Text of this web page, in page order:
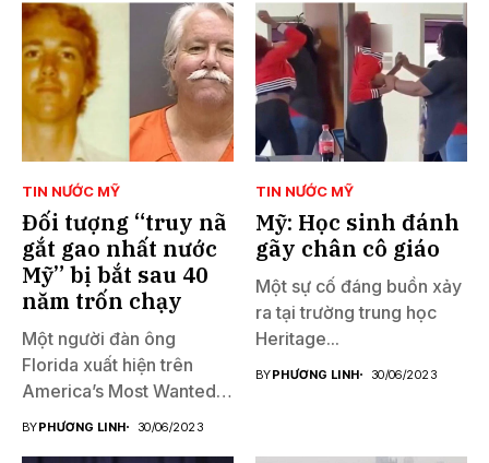
TIN NƯỚC MỸ
Đối tượng “truy nã
gắt gao nhất nước
Mỹ” bị bắt sau 40
năm trốn chạy
Một người đàn ông
Florida xuất hiện trên
America’s Most Wanted
BYPHƯƠNG LINH 30/06/2023
TIN NƯỚC MỸ
Mỹ: Học sinh đánh
gãy chân cô giáo
Một sự cố đáng buồn xảy
ra tại trường trung học
Heritage...
BYPHƯƠNG LINH 30/06/2023